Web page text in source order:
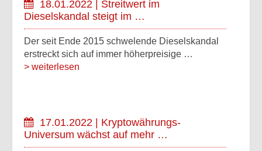
18.01.2022 | Streitwert im
Dieselskandal steigt im …
Der seit Ende 2015 schwelende Dieselskandal
erstreckt sich auf immer höherpreisige …
> weiterlesen
17.01.2022 | Kryptowährungs-
Universum wächst auf mehr …